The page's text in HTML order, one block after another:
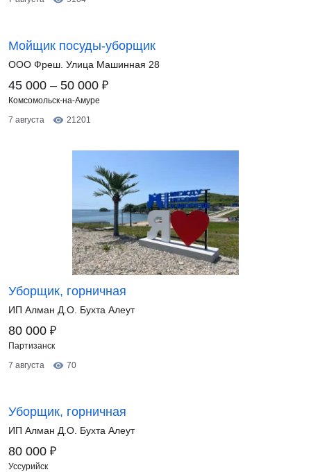
Мойщик посуды-уборщик
ООО Фреш. Улица Машинная 28
45 000 – 50 000 ₽
Комсомольск-на-Амуре
7 августа
21201
Уборщик, горничная
ИП Алман Д.О. Бухта Алеут
80 000 ₽
Партизанск
7 августа
70
Уборщик, горничная
ИП Алман Д.О. Бухта Алеут
80 000 ₽
Уссурийск